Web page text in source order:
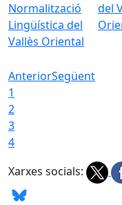
Normalització
Lingüística del
Vallès Oriental
del
AnteriorSegüent
1
2
3
4
Xarxes socials: